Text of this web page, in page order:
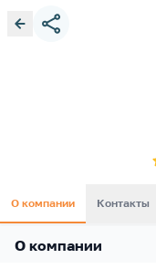
О компании Контакты
О компании